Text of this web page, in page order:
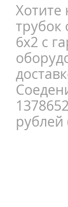
Хотите
трубок
6x2 с
рублей